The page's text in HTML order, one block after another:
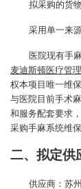
拟采购的货
采用单一来
医院现有手
麦迪斯顿医疗管
权本项目唯一维保
与医院目前手术
和服务配套要求
采购手麻系统维保
二、拟定供
供应商：苏